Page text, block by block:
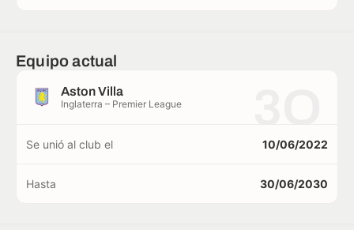
Equipo actual
Aston Villa
Inglaterra – Premier League
Se unió al club el 10/06/2022
Hasta 30/06/2030